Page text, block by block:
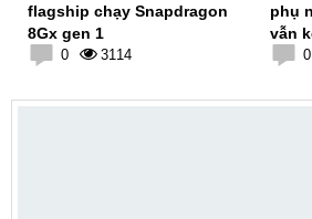
flagship chạy Snapdragon
8Gx gen 1
0 3114
phụ
vẫn
0